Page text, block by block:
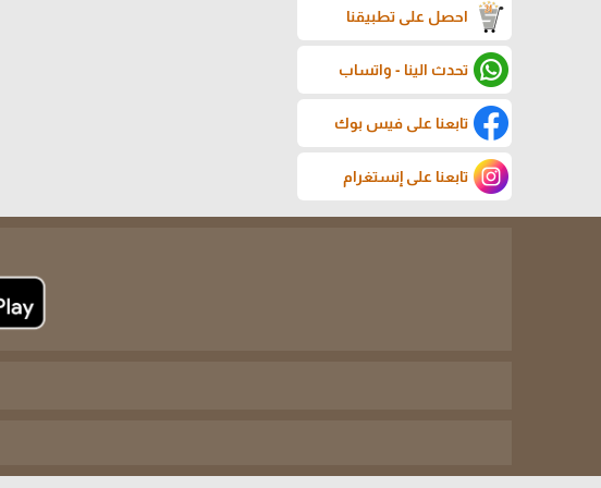
احصل على تطبيقنا
تحدث الينا - واتساب
تابعنا على فيس بوك
تابعنا على إنستغرام